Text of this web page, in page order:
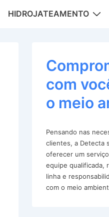
MainHIDROJATEAMENTO
com
o meio
Pensando nas
clientes, a Detecta
oferecer um
equipe qualificada,
linha e
com o meio